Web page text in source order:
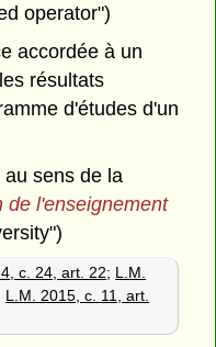
operator")
accordée à un
résultats
d'études d'un
sens de la
de l'enseignement
c. 24, art. 22; L.M.
L.M. 2015, c. 11, art.